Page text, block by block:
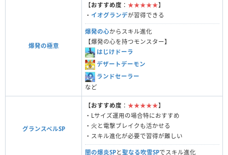
【災厄の魔宮】中層
爆発の極意
【おすすめ度 ： ★★★★★】
・ イオグランデが習得できる
爆発の心からスキル進化
【爆発の心を持つモンスター】
はじけドーラ
デザートデーモン
ランドセーラー
など
グランスペルSP
【おすすめ度 ： ★★★★★】
・Lサイズ運用の場合特におすすめ
・火と電撃ブレイクも活かせる
・スキル進化が必要で習得が難しい
闇の爆炎SPと聖なる吹雪SPでスキル進化